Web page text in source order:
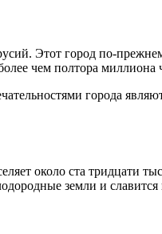
Этот город по-
чем полтора миллиона
города
около ста тридцати
земли и